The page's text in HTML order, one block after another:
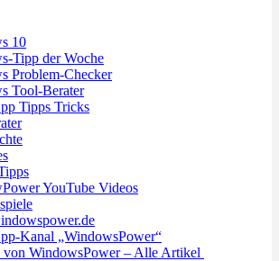
10
Tipp der Woche
Problem-Checker
Tool-Berater
Tipps Tricks
YouTube Videos
Kanal „WindowsPower“
von WindowsPower – Alle Artikel